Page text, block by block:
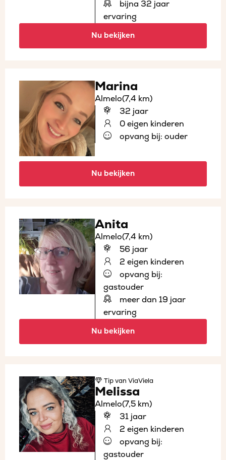
bijna 32 jaar
ervaring
Nu bekijken
Marina
Almelo(7,4 km)
32 jaar
0 eigen kinderen
opvang bij: ouder
Nu bekijken
Anita
Almelo(7,4 km)
56 jaar
2 eigen kinderen
opvang bij:
gastouder
meer dan 19 jaar
ervaring
Nu bekijken
Tipvan ViaViela
Melissa
Almelo(7,5 km)
31 jaar
2 eigen kinderen
opvang bij:
gastouder